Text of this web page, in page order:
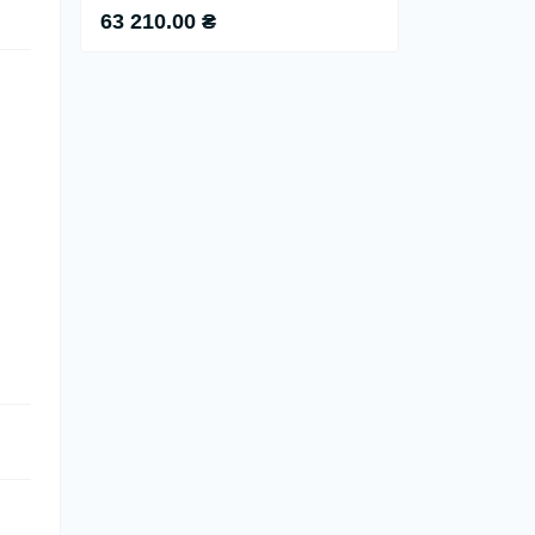
63 210.00 ₴